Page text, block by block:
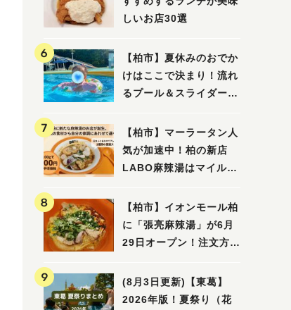
しいお店30選
【柏市】夏休みのおでか
けはここで決まり！流れ
るプール＆スライダーに
ル」を親子で満喫してき
ました！
【柏市】マーラータン人
気が加速中！柏の新店
LABO麻辣湯はマイルド
【柏市】イオンモール柏
に「張亮麻辣湯」が6月
29日オープン！注文方法
ビュー
(8月3日更新)【東葛】
2026年版！夏祭り（花